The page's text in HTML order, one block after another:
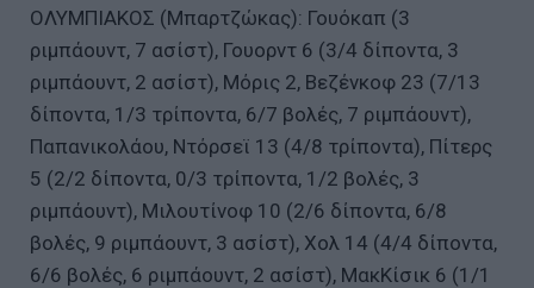
ΟΛΥΜΠΙΑΚΟΣ (Μπαρτζώκας): Γουόκαπ (3
ριμπάουντ, 7 ασίστ), Γουορντ 6 (3/4 δίποντα, 3
ριμπάουντ, 2 ασίστ), Μόρις 2, Βεζένκοφ 23 (7/13
δίποντα, 1/3 τρίποντα, 6/7 βολές, 7 ριμπάουντ),
Παπανικολάου, Ντόρσεϊ 13 (4/8 τρίποντα), Πίτερς
5 (2/2 δίποντα, 0/3 τρίποντα, 1/2 βολές, 3
ριμπάουντ), Μιλουτίνοφ 10 (2/6 δίποντα, 6/8
βολές, 9 ριμπάουντ, 3 ασίστ), Χολ 14 (4/4 δίποντα,
6/6 βολές, 6 ριμπάουντ, 2 ασίστ), ΜακΚίσικ 6 (1/1